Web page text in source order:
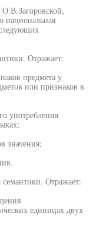
национальная
Отражает:
предмета у
или признаков в
употребления
значения;
Отражает:
единицах двух